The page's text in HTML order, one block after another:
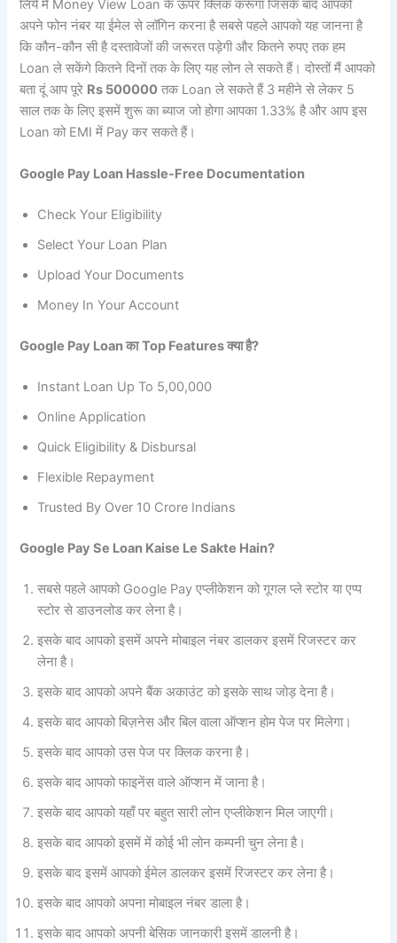
लिये मैं Money View Loan के ऊपर क्लिक करूँगा जिसके बाद आपको
अपने फोन नंबर या ईमेल से लॉगिन करना है सबसे पहले आपको यह जानना है
कि कौन-कौन सी है दस्तावेजों की जरूरत पड़ेगी और कितने रुपए तक हम
Loan ले सकेंगे कितने दिनों तक के लिए यह लोन ले सकते हैं। दोस्तों मैं आपको
बता दूं आप पूरे Rs 500000 तक Loan ले सकते हैं 3 महीने से लेकर 5
साल तक के लिए इसमें शुरू का ब्याज जो होगा आपका 1.33% है और आप इस
Loan को EMI में Pay कर सकते हैं।
Google Pay Loan Hassle-Free Documentation
Check Your Eligibility
Select Your Loan Plan
Upload Your Documents
Money In Your Account
Google Pay Loan का Top Features क्या है?
Instant Loan Up To 5,00,000
Online Application
Quick Eligibility & Disbursal
Flexible Repayment
Trusted By Over 10 Crore Indians
Google Pay Se Loan Kaise Le Sakte Hain?
सबसे पहले आपको Google Pay एप्लीकेशन को गूगल प्ले स्टोर या एप्प
स्टोर से डाउनलोड कर लेना है।
इसके बाद आपको इसमें अपने मोबाइल नंबर डालकर इसमें रिजस्टर कर
लेना है।
इसके बाद आपको अपने बैंक अकाउंट को इसके साथ जोड़ देना है।
इसके बाद आपको बिज़नेस और बिल वाला ऑप्शन होम पेज पर मिलेगा।
इसके बाद आपको उस पेज पर क्लिक करना है।
इसके बाद आपको फाइनेंस वाले ऑप्शन में जाना है।
इसके बाद आपको यहाँ पर बहुत सारी लोन एप्लीकेशन मिल जाएगी।
इसके बाद आपको इसमें में कोई भी लोन कम्पनी चुन लेना है।
इसके बाद इसमें आपको ईमेल डालकर इसमें रिजस्टर कर लेना है।
इसके बाद आपको अपना मोबाइल नंबर डाला है।
इसके बाद आपको अपनी बेसिक जानकारी इसमें डालनी है।